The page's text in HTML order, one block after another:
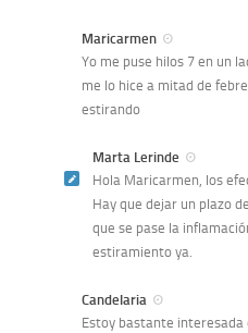
Maricarmen
Yo me puse hilos 7 en un
me lo hice a mitad de
estirando
Marta Lerinde
Hola Maricarmen, los
Hay que dejar un plazo
que se pase la
estiramiento ya.
Candelaria
Estoy bastante interesada